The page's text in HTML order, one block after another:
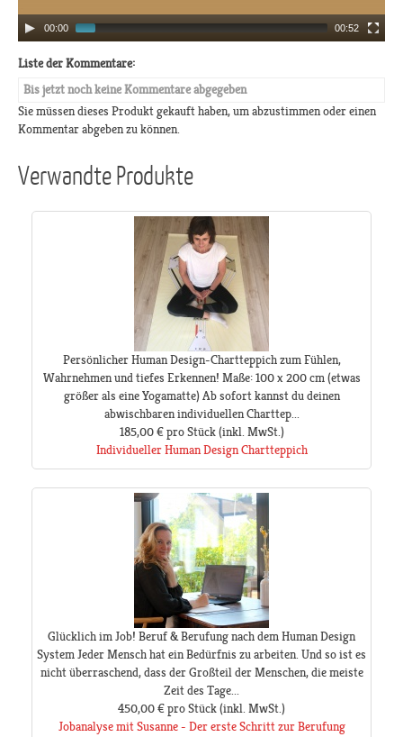
00:00 00:52
Liste der Kommentare:
Bis jetzt noch keine Kommentare abgegeben
Sie müssen dieses Produkt gekauft haben, um abzustimmen oder einen
Kommentar abgeben zu können.
Verwandte Produkte
Persönlicher Human Design-Chartteppich zum Fühlen,
Wahrnehmen und tiefes Erkennen! Maße: 100 x 200 cm (etwas
größer als eine Yogamatte) Ab sofort kannst du deinen
abwischbaren individuellen Charttep...
185,00 € pro Stück(inkl. MwSt.)
Individueller Human Design Chartteppich
Glücklich im Job! Beruf & Berufung nach dem Human Design
System Jeder Mensch hat ein Bedürfnis zu arbeiten. Und so ist es
nicht überraschend, dass der Großteil der Menschen, die meiste
Zeit des Tage...
450,00 €pro Stück(inkl. MwSt.)
Jobanalyse mit Susanne - Der erste Schritt zur Berufung